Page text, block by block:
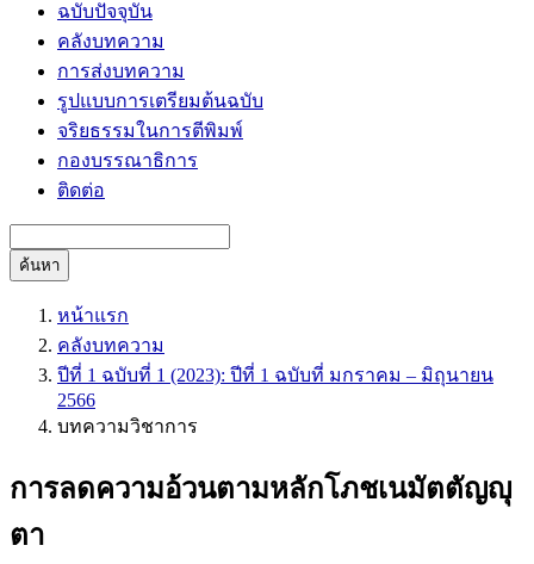
ฉบับปัจจุบัน
คลังบทความ
การส่งบทความ
รูปแบบการเตรียมต้นฉบับ
จริยธรรมในการตีพิมพ์
กองบรรณาธิการ
ติดต่อ
ค้นหา
หน้าแรก
คลังบทความ
ปีที่ 1 ฉบับที่ 1 (2023): ปีที่ 1 ฉบับที่ มกราคม – มิถุนายน
2566
บทความวิชาการ
การลดความอ้วนตามหลักโภชเนมัตตัญญุ
ตา